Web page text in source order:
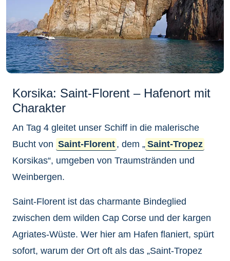
Korsika: Saint-Florent – Hafenort mit
Charakter
An Tag 4 gleitet unser Schiff in die malerische
Bucht von Saint-Florent , dem „ Saint-Tropez
Korsikas“, umgeben von Traumstränden und
Weinbergen.
Saint-Florent ist das charmante Bindeglied
zwischen dem wilden Cap Corse und der kargen
Agriates-Wüste. Wer hier am Hafen flaniert, spürt
sofort, warum der Ort oft als das „Saint-Tropez